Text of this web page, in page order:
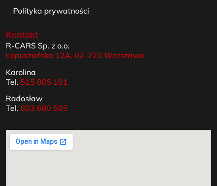
Polityka prywatności
Kontakt
R-CARS Sp. z o.o.
Łopuszańska 12A, 02-220 Warszawa
Karolina
Tel. 515 005 101
Radosław
Tel.603 600 505